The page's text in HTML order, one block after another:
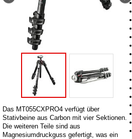
Das MT055CXPRO4 verfügt über
Stativbeine aus Carbon mit vier Sektionen.
Die weiteren Teile sind aus
Magnesiumdruckguss gefertigt, was ein